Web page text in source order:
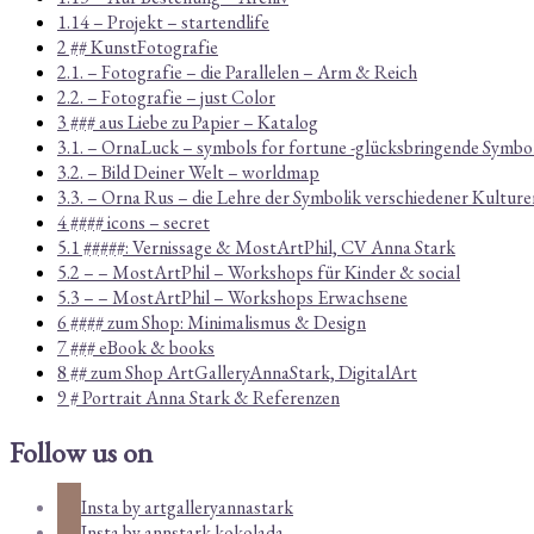
1.14 – Projekt – startendlife
2 ## KunstFotografie
2.1. – Fotografie – die Parallelen – Arm & Reich
2.2. – Fotografie – just Color
3 ### aus Liebe zu Papier – Katalog
3.1. – OrnaLuck – symbols for fortune -glücksbringende
3.2. – Bild Deiner Welt – worldmap
3.3. – Orna Rus – die Lehre der Symbolik verschiedener
4 #### icons – secret
5.1 #####: Vernissage & MostArtPhil, CV Anna Stark
5.2 – – MostArtPhil – Workshops für Kinder & social
5.3 – – MostArtPhil – Workshops Erwachsene
6 #### zum Shop: Minimalismus & Design
7 ### eBook & books
8 ## zum Shop ArtGalleryAnnaStark, DigitalArt
9 # Portrait Anna Stark & Referenzen
Follow us on
Insta by artgalleryannastark